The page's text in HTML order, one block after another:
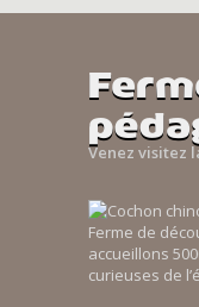
Venez visitez
Ferme de
accueillons
curieuses de